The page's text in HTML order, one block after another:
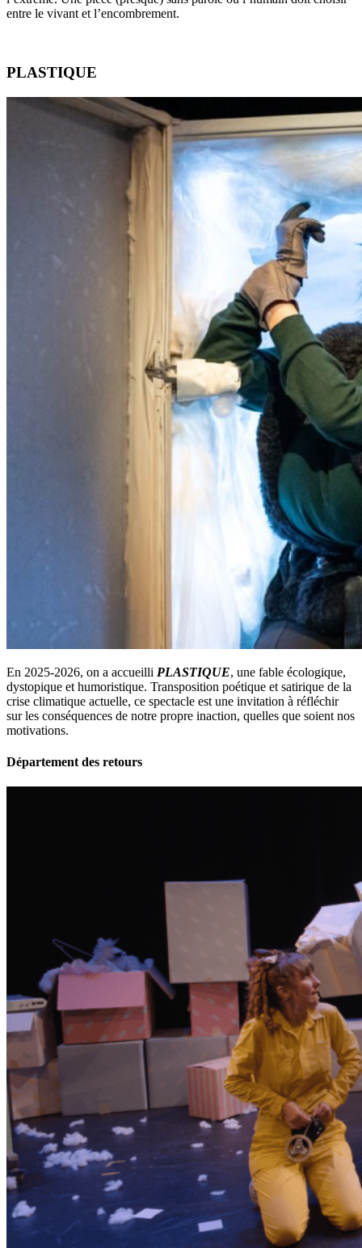
entre le vivant et l’encombrement.
PLASTIQUE
En 2025-2026, on a accueilli PLASTIQUE, une fable écologique,
dystopique et humoristique. Transposition poétique et satirique de la
crise climatique actuelle, ce spectacle est une invitation à réfléchir
sur les conséquences de notre propre inaction, quelles que soient nos
motivations.
Département des retours